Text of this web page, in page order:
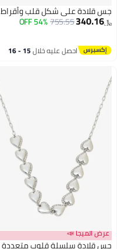
جس قلادة على شكل قلب وأقراط
﷼‏340.16
755.55
54% OFF
احصل عليه خلال 15 - 16
عرض الميجا 📣
جس قلادة سلسلة قلوب متعددة